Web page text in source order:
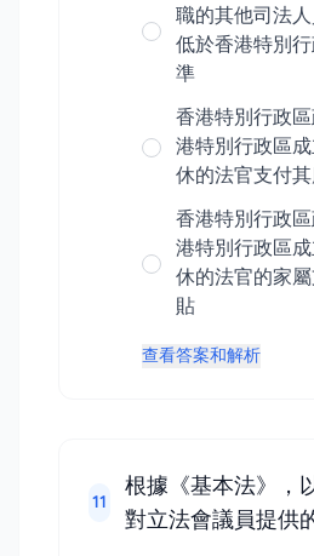
職的其他司法
低於香港特別
準
香港特別行政
港特別行政區
休的法官支付
香港特別行政
港特別行政區
休的法官的家
貼
查看答案和解析
11
根據《基本法》，
對立法會議員提供